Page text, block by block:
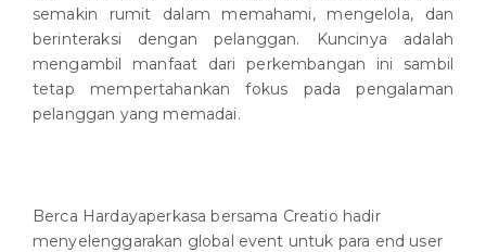
semakin rumit dalam memahami, mengelola, dan
berinteraksi dengan pelanggan. Kuncinya adalah
mengambil manfaat dari perkembangan ini sambil
tetap mempertahankan fokus pada pengalaman
pelanggan yang memadai.
Berca Hardayaperkasa bersama Creatio hadir
menyelenggarakan global event untuk para end user